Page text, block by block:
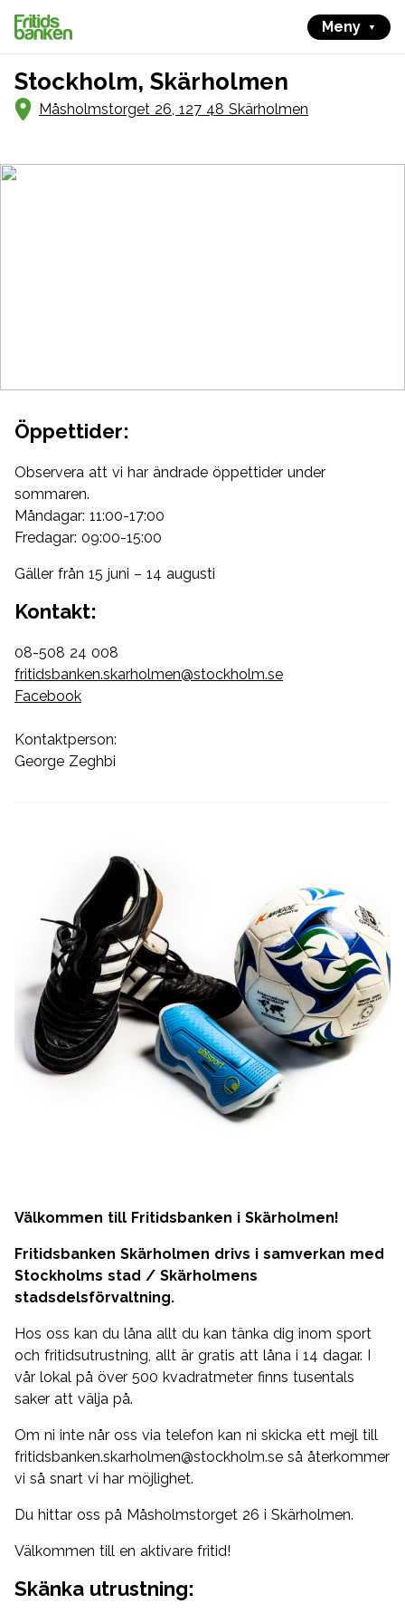
Meny
Stockholm, Skärholmen
Måsholmstorget 26, 127 48 Skärholmen
Öppettider:
Observera att vi har ändrade öppettider under
sommaren.
Måndagar: 11:00-17:00
Fredagar: 09:00-15:00
Gäller från 15 juni – 14 augusti
Kontakt:
08-508 24 008
fritidsbanken.skarholmen@stockholm.se
Facebook
Kontaktperson:
George Zeghbi
Välkommen till Fritidsbanken i Skärholmen!
Fritidsbanken Skärholmen drivs i samverkan med
Stockholms stad / Skärholmens
stadsdelsförvaltning.
Hos oss kan du låna allt du kan tänka dig inom sport
och fritidsutrustning, allt är gratis att låna i 14 dagar. I
vår lokal på över 500 kvadratmeter finns tusentals
saker att välja på.
Om ni inte når oss via telefon kan ni skicka ett mejl till
fritidsbanken.skarholmen@stockholm.se så återkommer
vi så snart vi har möjlighet.
Du hittar oss på Måsholmstorget 26 i Skärholmen.
Välkommen till en aktivare fritid!
Skänka utrustning: